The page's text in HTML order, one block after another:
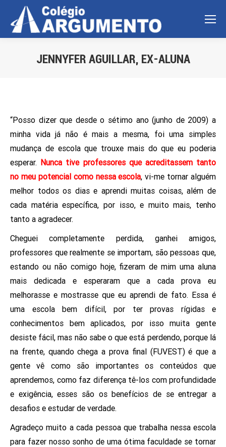
JENNYFER AGUILLAR, EX-ALUNA
“Posso dizer que desde o sétimo ano (junho de 2009) a
minha vida já não é mais a mesma, foi uma simples
mudança de escola que trouxe mais do que eu poderia
esperar. Nunca tive professores que acreditassem tanto
no meu potencial como nessa escola, vi-me tornar alguém
melhor todos os dias e aprendi muitas coisas, além de
cada matéria específica, por isso, e muito mais, tenho
tanto a agradecer.
Cheguei completamente perdida, ganhei amigos,
professores que realmente se importam, são pessoas que,
estando ou não comigo hoje, fizeram de mim uma aluna
mais dedicada e esperaram que a cada prova eu
melhorasse e mostrasse que eu aprendi de fato. Essa é
uma escola bem difícil, por ter provas rígidas e
conhecimentos bem aplicados, por isso muita gente
desiste fácil, mas não sabe o que está perdendo, porque lá
na frente, quando chega a prova final (FUVEST) é que a
gente vê como são importantes os conteúdos que
aprendemos, como faz diferença tê-los com profundidade
e exigência, esses são os benefícios de se entregar a
desafios e estudar de verdade.
Agradeço muito a cada pessoa que trabalha nessa escola
para fazer nosso sonho de uma ótima faculdade se tornar